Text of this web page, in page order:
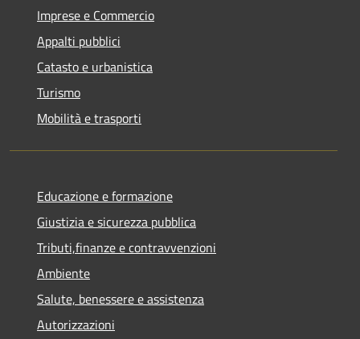
Imprese e Commercio
Appalti pubblici
Catasto e urbanistica
Turismo
Mobilità e trasporti
Educazione e formazione
Giustizia e sicurezza pubblica
Tributi,finanze e contravvenzioni
Ambiente
Salute, benessere e assistenza
Autorizzazioni